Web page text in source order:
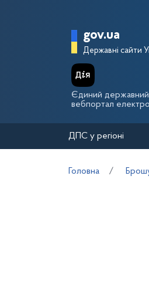
Головна
gov.ua
Державні сайти
Єдиний державний
вебпортал
ДПС у регіоні
Головна